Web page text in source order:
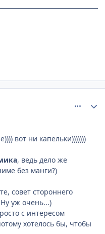
вот ни капельки)))))))
, ведь дело же
без манги?)
совет стороннего
уж очень...)
с интересом
хотелось бы, чтобы